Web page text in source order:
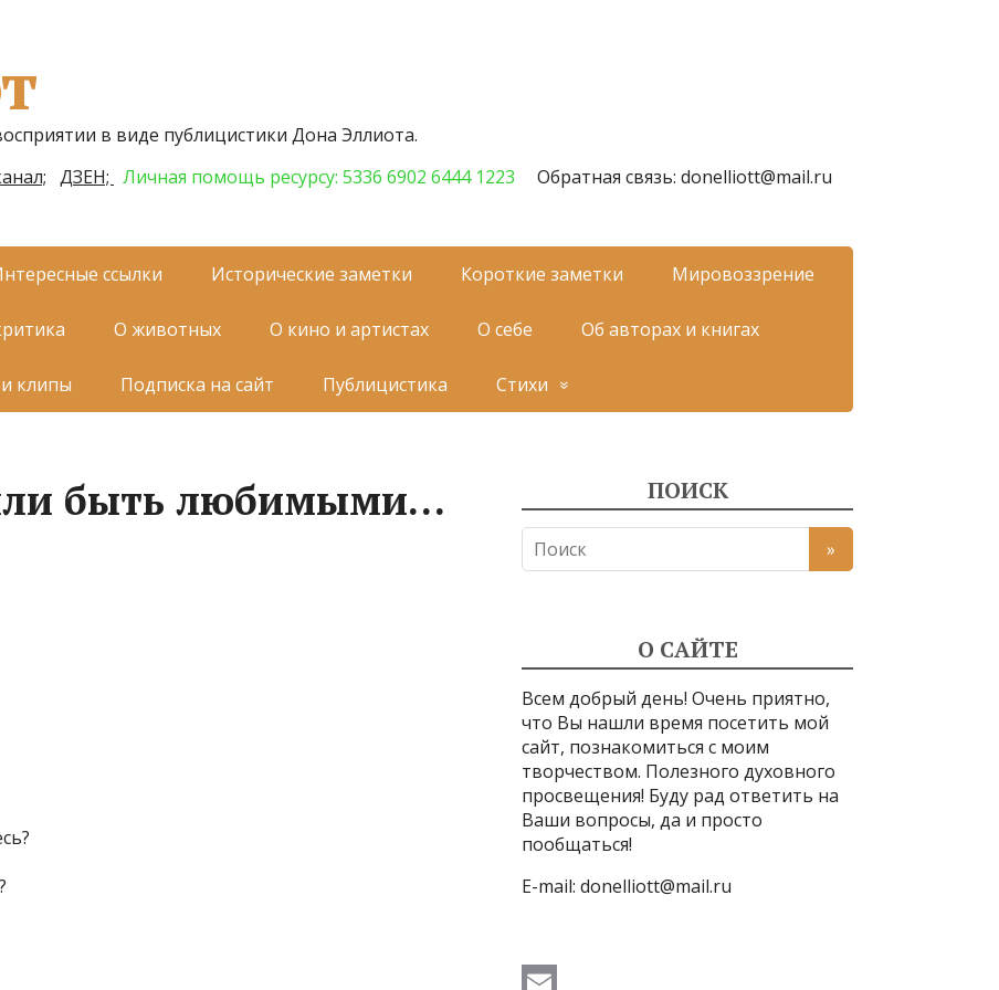
в виде публицистики Дона Эллиота.
ДЗЕН; Личная помощь ресурсу: 5336 6902 6444 1223
Обратная связь: donelliott@mail.ru
ссылки Исторические заметки Короткие заметки Мировоззрение
О животных О кино и артистах О себе Об авторах и книгах
клипы Подписка на сайт Публицистика Стихи
быть любимыми…
ПОИСК
О САЙТЕ
Всем добрый день! Очень приятно,
что Вы нашли время посетить мой
сайт, познакомиться с моим
творчеством. Полезного духовного
просвещения! Буду рад ответить на
Ваши вопросы, да и просто
пообщаться!
E-mail: donelliott@mail.ru